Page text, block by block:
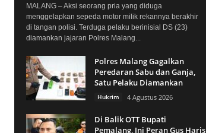
MALANG – Aksi seorang pria yang diduga
menggelapkan sepeda motor milik rekannya berakhir
di tangan polisi. Terduga pelaku berinisial DS (23)
diamankan jajaran Polres Malang...
Polres Malang Gagalkan
Peredaran Sabu dan Ganja,
Satu Pelaku Diamankan
Hukrim 4 Agustus 2026
Di Balik OTT Bupati
Pemalang, Ini Peran Gus Haris